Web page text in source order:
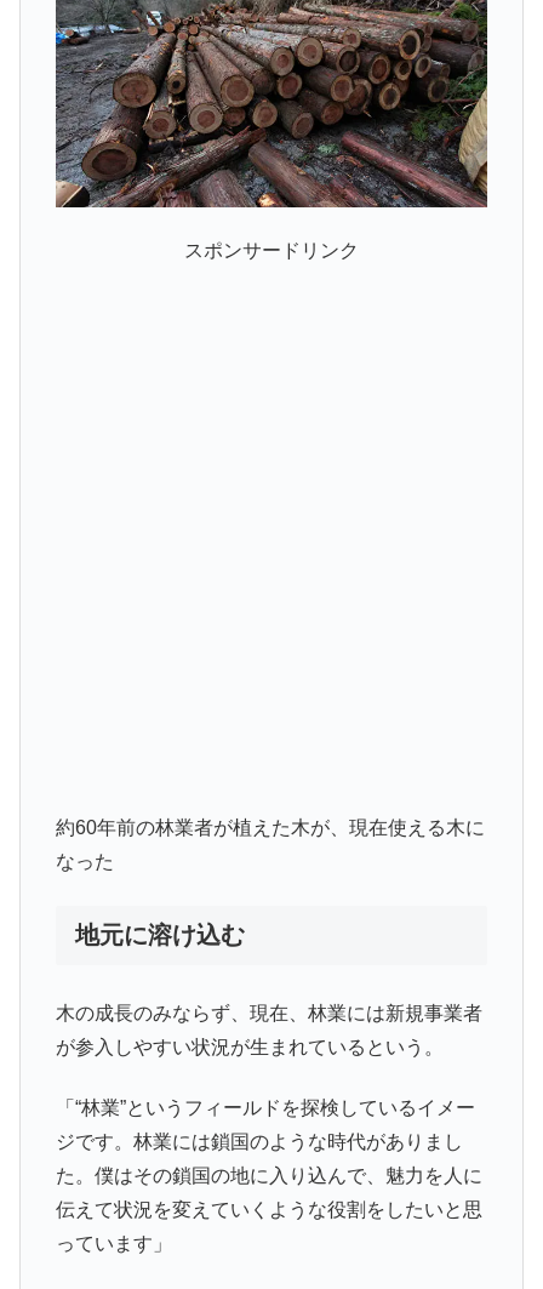
スポンサードリンク
約60年前の林業者が植えた木が、現在使える木に
なった
地元に溶け込む
木の成長のみならず、現在、林業には新規事業者
が参入しやすい状況が生まれているという。
「“林業”というフィールドを探検しているイメー
ジです。林業には鎖国のような時代がありまし
た。僕はその鎖国の地に入り込んで、魅力を人に
伝えて状況を変えていくような役割をしたいと思
っています」